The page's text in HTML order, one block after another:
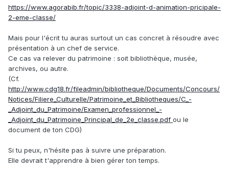
https://www.agorabib.fr/topic/3338-adjoint-d-animation-pricipale-
2-eme-classe/
Mais pour l'écrit tu auras surtout un cas concret à résoudre avec
présentation à un chef de service.
Ce cas va relever du patrimoine : soit bibliothèque, musée,
archives, ou autre.
(Cf.
http://www.cdg18.fr/fileadmin/bibliotheque/Documents/Concours/
Notices/Filiere_Culturelle/Patrimoine_et_Bibliotheques/C_-
_Adjoint_du_Patrimoine/Examen_professionnel_-
_Adjoint_du_Patrimoine_Principal_de_2e_classe.pdf ou le
document de ton CDG)
Si tu peux, n'hésite pas à suivre une préparation.
Elle devrait t'apprendre à bien gérer ton temps.